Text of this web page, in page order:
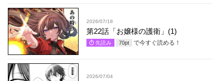
2026/07/18
第22話「お嬢様の護衛」(1)
先読み 70pt で今すぐ読める！
2026/07/04